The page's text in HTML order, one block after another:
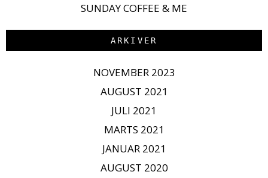
SUNDAY COFFEE & ME
ARKIVER
NOVEMBER 2023
AUGUST 2021
JULI 2021
MARTS 2021
JANUAR 2021
AUGUST 2020